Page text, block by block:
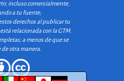
incluso comercialmente,
a tu fuente;
derechos al publicar tu
relacionada con la GTM.
; a menos de que se
otra manera.